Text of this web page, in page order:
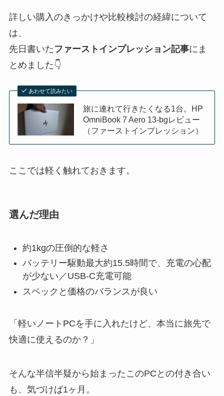
詳しい購入のきっかけや比較検討の経緯について
は、
先日書いた ファーストインプレッション記事にま
とめました👇
あわせて読みたい
旅に連れて行きたくなる1台。HP
OmniBook 7 Aero 13-bgレビュー
（ファーストインプレッション）
ここでは軽く触れておきます。
選んだ理由
約1kgの圧倒的な軽さ
バッテリー駆動最大約15.5時間で、充電の心配
が少ない／USB-C充電可能
スペックと価格のバランスが良い
「軽いノートPCを手に入れたけど、本当に旅先で
快適に使えるのか？」
そんな半信半疑から始まったこのPCとの付き合い
も、気づけば1ヶ月。